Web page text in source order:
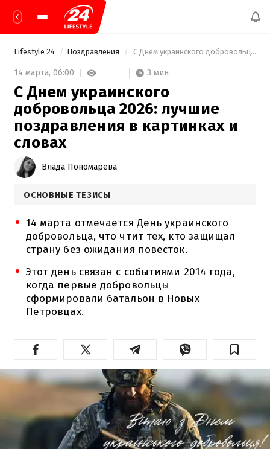
Lifestyle 24 Поздравления С Днем украинского добровольца 2026: лучшие поздравления в картинках и словах
14 марта, 06:00 3 мин
С Днем украинского
добровольца 2026: лучшие
поздравления в картинках и
словах
Влада Пономарева
ОСНОВНЫЕ ТЕЗИСЫ
14 марта отмечается День украинского
добровольца, что чтит тех, кто защищал
страну без ожидания повесток.
Этот день связан с событиями 2014 года,
когда первые добровольцы
сформировали батальон в Новых
Петровцах.